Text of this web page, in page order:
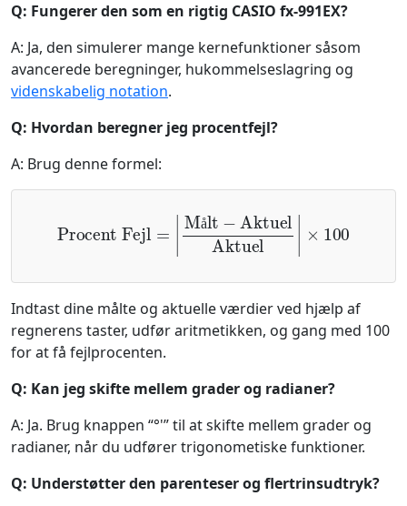
Q: Fungerer den som en rigtig CASIO fx-991EX?
A: Ja, den simulerer mange kernefunktioner såsom
avancerede beregninger, hukommelseslagring og
videnskabelig notation.
Q: Hvordan beregner jeg procentfejl?
A: Brug denne formel:
å
Målt−AktuelAktuel
Indtast dine målte og aktuelle værdier ved hjælp af
regnerens taster, udfør aritmetikken, og gang med 100
for at få fejlprocenten.
Q: Kan jeg skifte mellem grader og radianer?
A: Ja. Brug knappen “°'” til at skifte mellem grader og
radianer, når du udfører trigonometiske funktioner.
Q: Understøtter den parenteser og flertrinsudtryk?